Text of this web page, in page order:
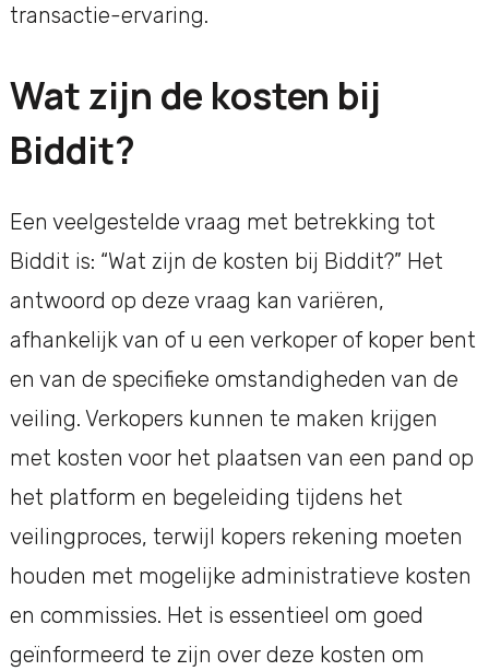
transactie-ervaring.
Wat zijn de kosten bij
Biddit?
Een veelgestelde vraag met betrekking tot
Biddit is: “Wat zijn de kosten bij Biddit?” Het
antwoord op deze vraag kan variëren,
afhankelijk van of u een verkoper of koper bent
en van de specifieke omstandigheden van de
veiling. Verkopers kunnen te maken krijgen
met kosten voor het plaatsen van een pand op
het platform en begeleiding tijdens het
veilingproces, terwijl kopers rekening moeten
houden met mogelijke administratieve kosten
en commissies. Het is essentieel om goed
geïnformeerd te zijn over deze kosten om